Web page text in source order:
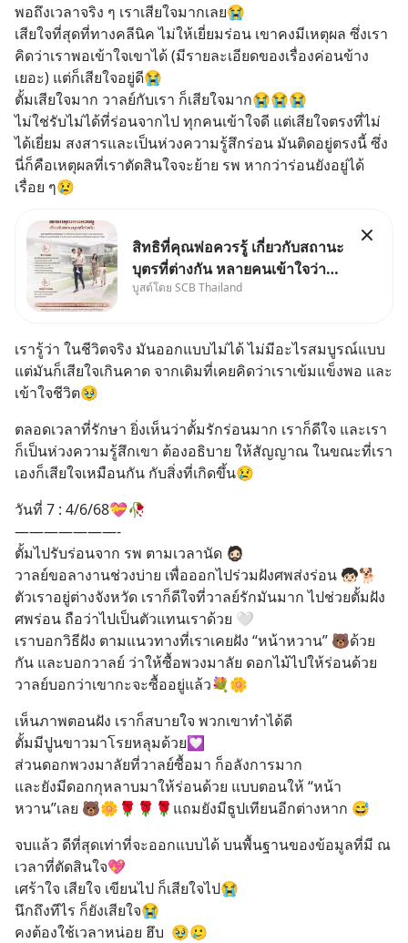
พอถึงเวลาจริง ๆ เราเสียใจมากเลย😭
เสียใจที่สุดที่ทางคลีนิค ไม่ให้เยี่ยมร่อน เขาคงมีเหตุผล ซึ่งเรา
คิดว่าเราพอเข้าใจเขาได้ (มีรายละเอียดของเรื่องค่อนข้าง
เยอะ) แต่ก็เสียใจอยู่ดี😭
ตั้มเสียใจมาก วาลย์กับเรา ก็เสียใจมาก😭😭😭
ไม่ใช่รับไม่ได้ที่ร่อนจากไป ทุกคนเข้าใจดี แต่เสียใจตรงที่ไม่
ได้เยี่ยม สงสารและเป็นห่วงความรู้สึกร่อน มันติดอยู่ตรงนี้ ซึ่ง
นี่ก็คือเหตุผลที่เราตัดสินใจจะย้าย รพ หากว่าร่อนยังอยู่ได้
เรื่อย ๆ😢
สิทธิที่คุณพ่อควรรู้ เกี่ยวกับสถานะ
บุตรที่ต่างกัน หลายคนเข้าใจว่า
"เมื่อเป็นลูกของพ่อและแม่ ก็ย่อม
กฎหมายไทยไม่ได้กำหนดไว้แบบ
นั้น
บูสต์โดย SCB Thailand
เรารู้ว่า ในชีวิตจริง มันออกแบบไม่ได้ ไม่มีอะไรสมบูรณ์แบบ
แต่มันก็เสียใจเกินคาด จากเดิมที่เคยคิดว่าเราเข้มแข็งพอ และ
เข้าใจชีวิต🥹
ตลอดเวลาที่รักษา ยิ่งเห็นว่าตั้มรักร่อนมาก เราก็ดีใจ และเรา
ก็เป็นห่วงความรู้สึกเขา ต้องอธิบาย ให้สัญญาณ ในขณะที่เรา
เองก็เสียใจเหมือนกัน กับสิ่งที่เกิดขึ้น😢
วันที่ 7 : 4/6/68💝🥀
———————-
ตั้มไปรับร่อนจาก รพ ตามเวลานัด 🧔🏻
วาลย์ขอลางานช่วงบ่าย เพื่อออกไปร่วมฝังศพส่งร่อน 🧒🏻🐕
ตัวเราอยู่ต่างจังหวัด เราก็ดีใจที่วาลย์รักมันมาก ไปช่วยตั้มฝัง
ศพร่อน ถือว่าไปเป็นตัวแทนเราด้วย 🤍
เราบอกวิธีฝัง ตามแนวทางที่เราเคยฝัง “หน้าหวาน” 🐻ด้วย
กัน และบอกวาลย์ ว่าให้ซื้อพวงมาลัย ดอกไม้ไปให้ร่อนด้วย
วาลย์บอกว่าเขากะจะซื้ออยู่แล้ว💐🌼
เห็นภาพตอนฝัง เราก็สบายใจ พวกเขาทำได้ดี
ตั้มมีปูนขาวมาโรยหลุมด้วย💟
ส่วนดอกพวงมาลัยที่วาลย์ซื้อมา ก็อลังการมาก
และยังมีดอกกุหลาบมาให้ร่อนด้วย แบบตอนให้ “หน้า
หวาน”เลย 🐻🌼🌹🌹🌹แถมยังมีธูปเทียนอีกต่างหาก 😅
จบแล้ว ดีที่สุดเท่าที่จะออกแบบได้ บนพื้นฐานของข้อมูลที่มี ณ
เวลาที่ตัดสินใจ💖
เศร้าใจ เสียใจ เขียนไป ก็เสียใจไป😭
นึกถึงทีไร ก็ยังเสียใจ😭
คงต้องใช้เวลาหน่อย ฮึบ  🥹🥲